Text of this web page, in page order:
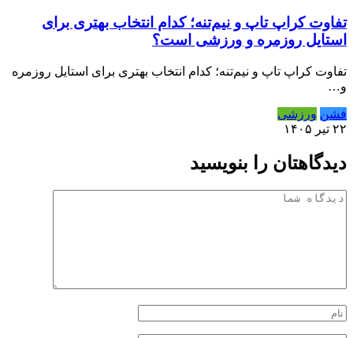
تفاوت کراپ تاپ و نیم‌تنه؛ کدام انتخاب بهتری برای
استایل روزمره و ورزشی است؟
تفاوت کراپ تاپ و نیم‌تنه؛ کدام انتخاب بهتری برای استایل روزمره
و…
فشن ورزشی
۲۲ تیر ۱۴۰۵
دیدگاهتان را بنویسید